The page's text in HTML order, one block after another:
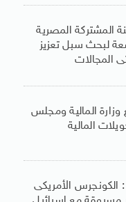
المشتركة المصرية
لبحث سبل تعزيز
المجالات
المالية ومجلس
المالية
: الكونجرس الأمريكى